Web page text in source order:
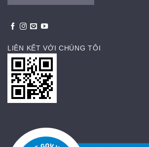
LIÊN KẾT VỚI CHÚNG TÔI